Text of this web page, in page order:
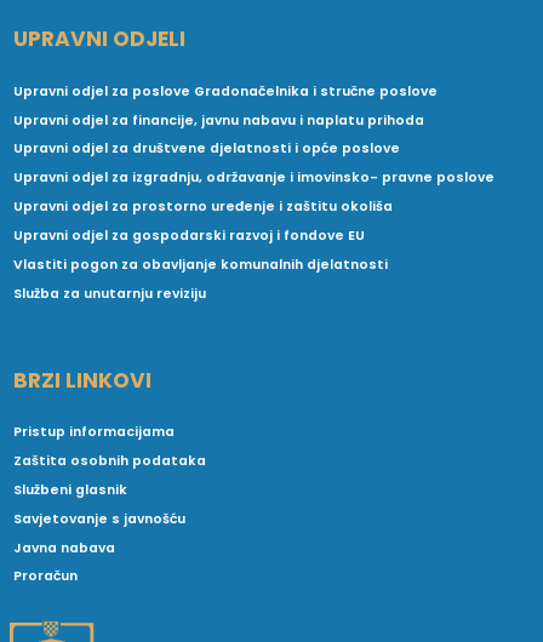
UPRAVNI ODJELI
Upravni odjel za poslove Gradonačelnika i stručne poslove
Upravni odjel za financije, javnu nabavu i naplatu prihoda
Upravni odjel za društvene djelatnosti i opće poslove
Upravni odjel za izgradnju, održavanje i imovinsko- pravne poslove
Upravni odjel za prostorno uređenje i zaštitu okoliša
Upravni odjel za gospodarski razvoj i fondove EU
Vlastiti pogon za obavljanje komunalnih djelatnosti
Služba za unutarnju reviziju
BRZI LINKOVI
Pristup informacijama
Zaštita osobnih podataka
Službeni glasnik
Savjetovanje s javnošću
Javna nabava
Proračun